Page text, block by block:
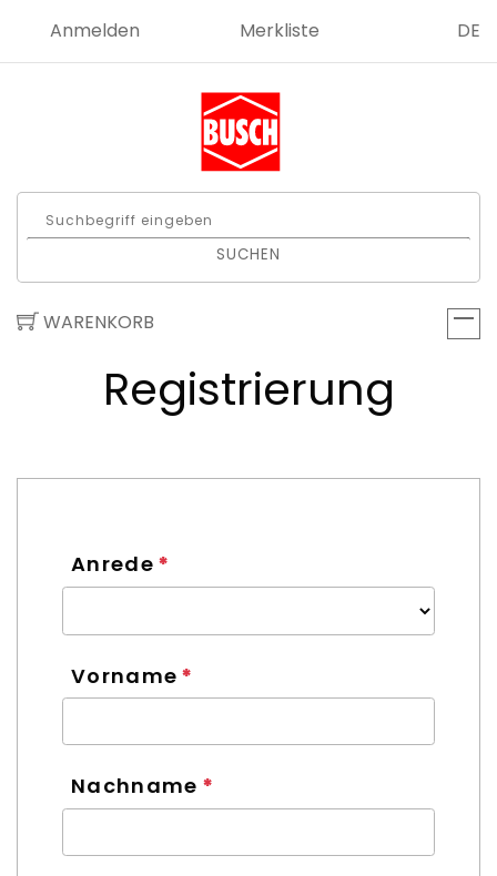
Anmelden Merkliste DE
SUCHEN
WARENKORB
Registrierung
Anrede
Vorname
Nachname